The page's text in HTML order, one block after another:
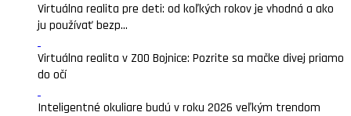
Virtuálna realita pre deti: od koľkých rokov je vhodná a ako
ju používať bezp...
Virtuálna realita v ZOO Bojnice: Pozrite sa mačke divej priamo
do očí
Inteligentné okuliare budú v roku 2026 veľkým trendom